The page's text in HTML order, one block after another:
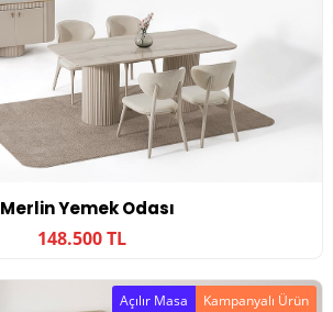
Merlin Yemek Odası
148.500 TL
Açılır Masa Kampanyalı Ürün